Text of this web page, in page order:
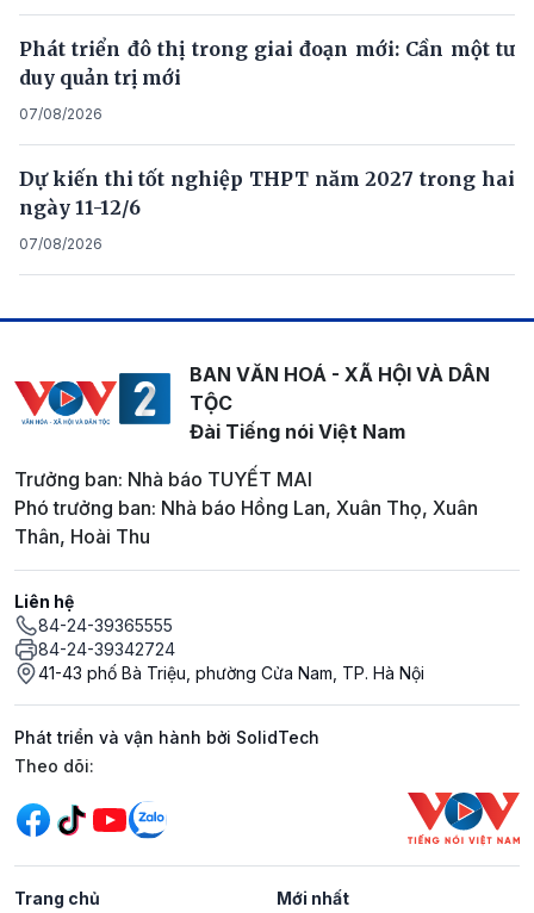
Phát triển đô thị trong giai đoạn mới: Cần một tư
duy quản trị mới
07/08/2026
Dự kiến thi tốt nghiệp THPT năm 2027 trong hai
ngày 11-12/6
07/08/2026
BAN VĂN HOÁ - XÃ HỘI VÀ DÂN
TỘC
Đài Tiếng nói Việt Nam
Trưởng ban: Nhà báo TUYẾT MAI
Phó trưởng ban: Nhà báo Hồng Lan, Xuân Thọ, Xuân
Thân, Hoài Thu
Liên hệ
84-24-39365555
84-24-39342724
41-43 phố Bà Triệu, phường Cửa Nam, TP. Hà Nội
Phát triển và vận hành bởi SolidTech
Mạng xã hội
Theo dõi:
Trang chủ Mới nhất